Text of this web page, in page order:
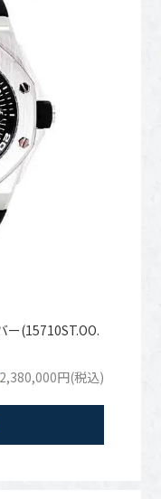
ー(15710ST.OO.
2,380,000円(税込)